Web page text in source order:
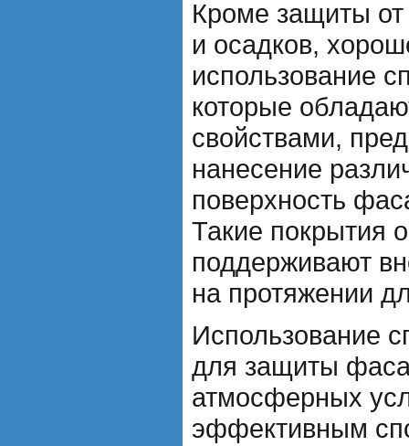
Кроме защиты
и осадков,
использование
которые
свойствами,
нанесение
поверхность
Такие покрытия
поддерживают
на протяжении
Использование
для защиты
атмосферных
эффективным